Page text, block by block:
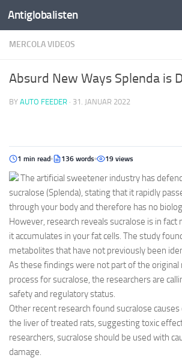
Antiglobalisten
MERCOLA VIDEOS
Absurd New Ways Splenda is
BY AUTO FEEDER · 31. JANUAR 2022
1 min read 136 words 19 views
The artificial sweetener industry has
sucralose (Splenda), stating that it rapidly
through your body and therefore has no
However, research reveals sucralose is in
it accumulates in your fat cells. The study
metabolites that have not previously been
As these findings were not part of the original
process for sucralose, the researchers are
safety and regulatory status.
Other recent research found sucralose
the liver of treated rats, suggesting toxic
researchers, sucralose should be used with
damage.